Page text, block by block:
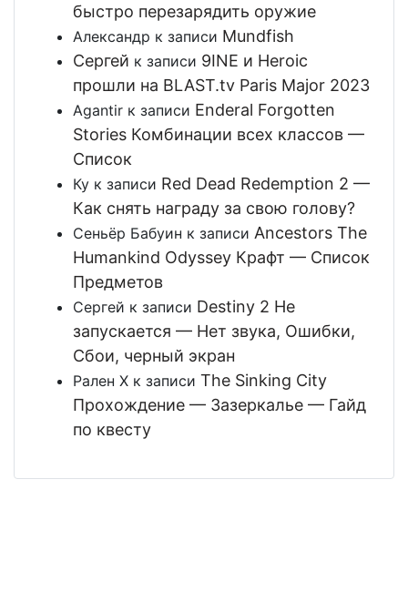
быстро перезарядить оружие
Александр к записи Mundfish
Сергей к записи 9INE и Heroic
прошли на BLAST.tv Paris Major 2023
Agantir к записи Enderal Forgotten
Stories Комбинации всех классов —
Список
Ку к записи Red Dead Redemption 2 —
Как снять награду за свою голову?
Сеньёр Бабуин к записи Ancestors The
Humankind Odyssey Крафт — Список
Предметов
Сергей к записи Destiny 2 Не
запускается — Нет звука, Ошибки,
Сбои, черный экран
Рален Х к записи The Sinking City
Прохождение — Зазеркалье — Гайд
по квесту